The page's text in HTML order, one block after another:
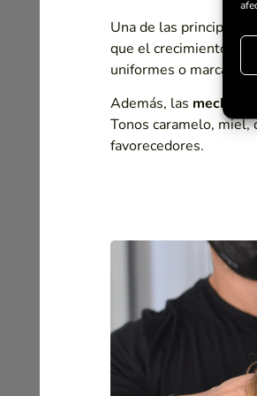
Una de las
que el crecimiento del
uniformes o marcadas.
Además, las mechas
Tonos caramelo, miel,
favorecedores.